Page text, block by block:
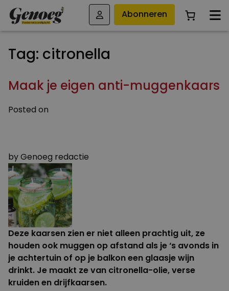
Abonneren
Tag: citronella
Maak je eigen anti-muggenkaars
Posted on
byGenoeg redactie
Deze kaarsen zien er niet alleen prachtig uit, ze
houden ook muggen op afstand als je ‘s avonds in
je achtertuin of op je balkon een glaasje wijn
drinkt. Je maakt ze van citronella-olie, verse
kruiden en drijfkaarsen.